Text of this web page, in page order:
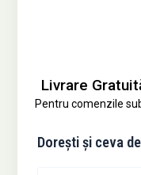
Livrare
Pentru comenzile
Dorești și ceva
Cantitate
Spaghetti